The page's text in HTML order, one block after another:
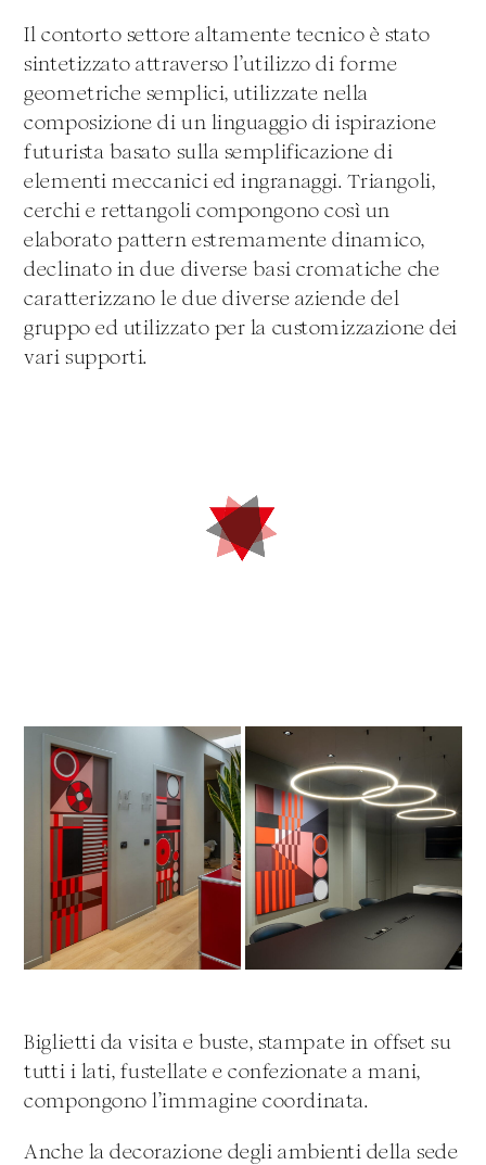
Il contorto settore altamente tecnico è stato
sintetizzato attraverso l’utilizzo di forme
geometriche semplici, utilizzate nella
composizione di un linguaggio di ispirazione
futurista basato sulla semplificazione di
elementi meccanici ed ingranaggi. Triangoli,
cerchi e rettangoli compongono così un
elaborato pattern estremamente dinamico,
declinato in due diverse basi cromatiche che
caratterizzano le due diverse aziende del
gruppo ed utilizzato per la customizzazione dei
vari supporti.
Biglietti da visita e buste, stampate in offset su
tutti i lati, fustellate e confezionate a mani,
compongono l’immagine coordinata.
Anche la decorazione degli ambienti della sede